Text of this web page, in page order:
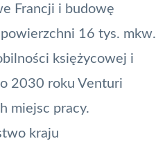
Francji i budowę
16 tys. mkw.
księżycowej i
2030 roku Venturi
miejsc pracy.
kraju